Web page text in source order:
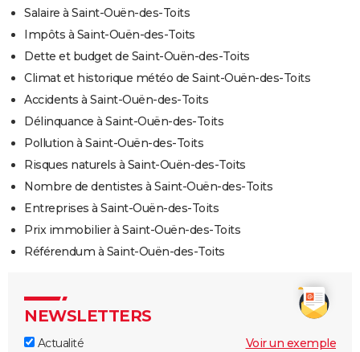
Salaire à Saint-Ouën-des-Toits
Impôts à Saint-Ouën-des-Toits
Dette et budget de Saint-Ouën-des-Toits
Climat et historique météo de Saint-Ouën-des-Toits
Accidents à Saint-Ouën-des-Toits
Délinquance à Saint-Ouën-des-Toits
Pollution à Saint-Ouën-des-Toits
Risques naturels à Saint-Ouën-des-Toits
Nombre de dentistes à Saint-Ouën-des-Toits
Entreprises à Saint-Ouën-des-Toits
Prix immobilier à Saint-Ouën-des-Toits
Référendum à Saint-Ouën-des-Toits
NEWSLETTERS
Actualité
Voir un exemple